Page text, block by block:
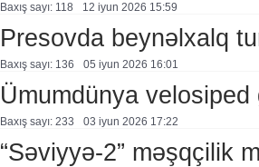
Baxış sayı: 118 12 i̇yun 2026 15:59
Presovda beynəlxalq
Baxış sayı: 136 05 i̇yun 2026 16:01
Ümumdünya
Baxış sayı: 233 03 i̇yun 2026 17:22
“Səviyyə-2” məşqçilik